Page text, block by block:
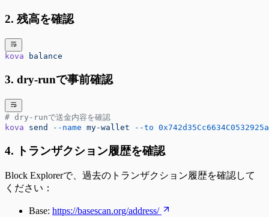
2. 残高を確認
kova balance
3. dry-runで事前確認
# dry-runで送金内容を確認
kova send --name my-wallet --to
4. トランザクション履歴を確認
Block Explorerで、過去のトランザクション履歴を確認して
ください：
Base: https://basescan.org/address/